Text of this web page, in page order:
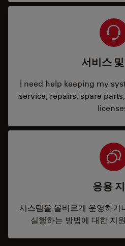
서비스 및
I need help keeping my
service, repairs, spare
응용
시스템을 올바르게 운영하거
실행하는 방법에 대한 지